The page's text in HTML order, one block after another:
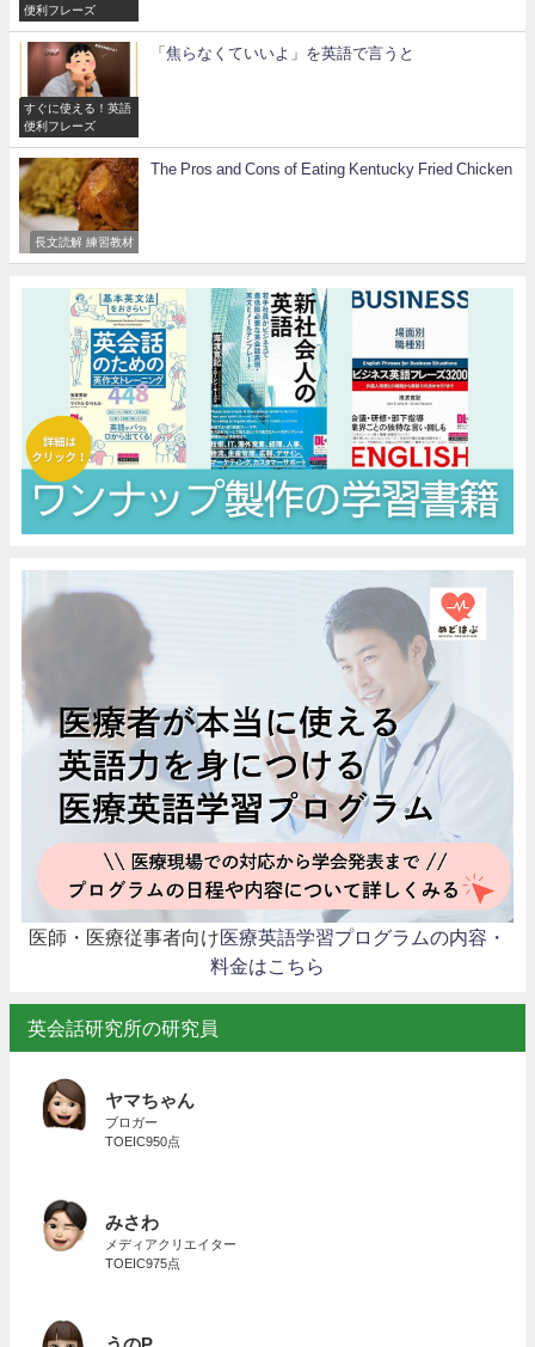
便利フレーズ
すぐに使える！英語
便利フレーズ
「焦らなくていいよ」を英語で言うと
長文読解 練習教材
The Pros and Cons of Eating Kentucky Fried Chicken
医師・医療従事者向け医療英語学習プログラムの内容・
料金はこちら
英会話研究所の研究員
ヤマちゃん
ブロガー
TOEIC950点
みさわ
メディアクリエイター
TOEIC975点